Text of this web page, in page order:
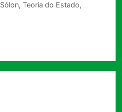
Sólon, Teoria do Estado,